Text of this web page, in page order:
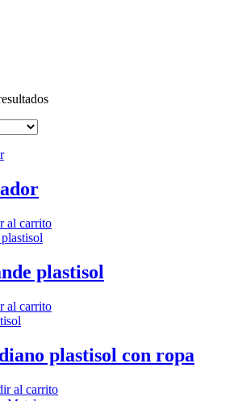
al carrito
plastisol
al carrito
plastisol con ropa
al carrito